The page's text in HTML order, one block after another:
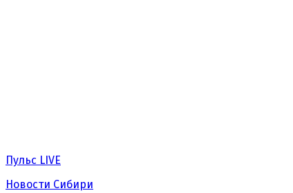
Пульс LIVE
Новости Сибири